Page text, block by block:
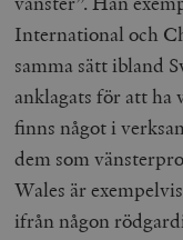
International och
samma sätt ibland
anklagats för att ha
finns något i
dem som
Wales är
ifrån någon